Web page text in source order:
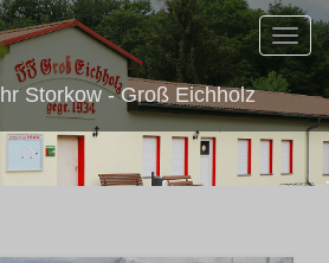
Storkow - Groß Eichholz